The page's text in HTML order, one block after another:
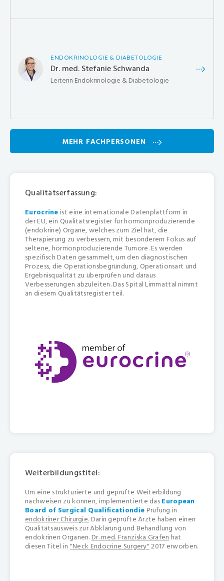
ENDOKRINOLOGIE & DIABETOLOGIE
Dr. med. Stefanie Schwanda
Leiterin Endokrinologie & Diabetologie
MEHR FACHPERSONEN
Qualitätserfassung:
Eurocrine ist eine internationale Datenplattform in
der EU, ein Qualitätsregister für hormonproduzierende
(endokrine) Organe, welches zum Ziel hat, die
Therapierung zu verbessern, mit besonderem Fokus auf
seltene, hormonproduzierende Tumore. Es werden
spezifisch Daten gesammelt, um den diagnostischen
Prozess, die Operationsbegründung, Operationsart und
Ergebnisqualität zu überprüfen und daraus
Verbesserungen abzuleiten. Das Spital Limmattal nimmt
an diesem Qualitätsregister teil.
Weiterbildungstitel:
Um eine strukturierte und geprüfte Weiterbildung
nachweisen zu können, implementierte dasEuropean
Board of Surgical Qualificationdie Prüfung in
endokriner Chirurgie.Darin geprüfte Ärzte haben einen
Qualitätsausweis zur Abklärung und Behandlung von
endokrinen Organen.Dr. med. Franziska Grafenhat
diesen Titel in"Neck Endocrine Surgery"2017 erworben.